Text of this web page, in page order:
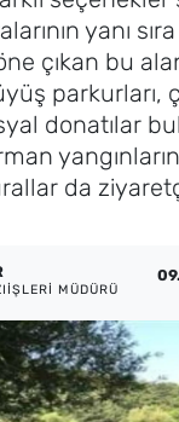
yanı
çıkan bu
parkurları,
donatılar
da
MÜDÜRÜ